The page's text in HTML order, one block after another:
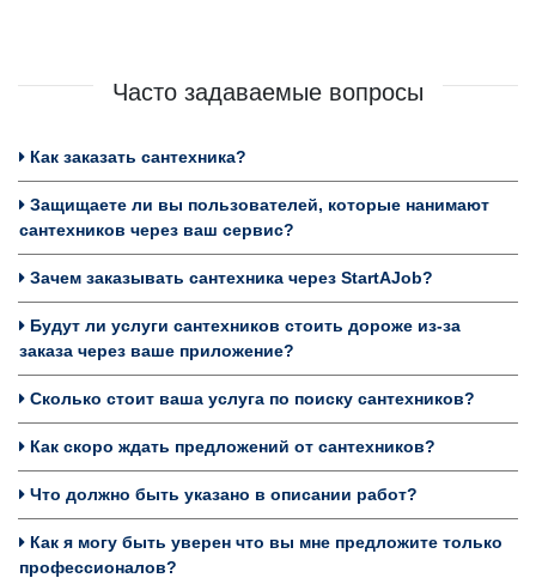
Часто задаваемые вопросы
Как заказать сантехника?
Защищаете ли вы пользователей, которые нанимают
сантехников через ваш сервис?
Зачем заказывать сантехника через StartAJob?
Будут ли услуги сантехников стоить дороже из-за
заказа через ваше приложение?
Сколько стоит ваша услуга по поиску сантехников?
Как скоро ждать предложений от сантехников?
Что должно быть указано в описании работ?
Как я могу быть уверен что вы мне предложите только
профессионалов?